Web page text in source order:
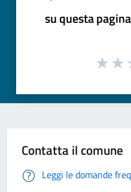
su questa
Contatta il comune
Leggi le domande